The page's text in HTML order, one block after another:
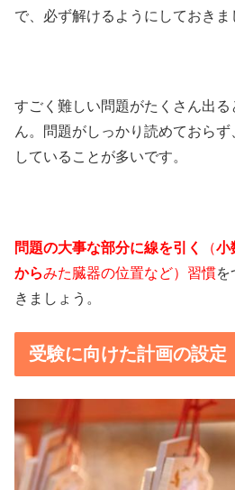
で、必ず解けるようにしておきま
すごく難しい問題がたくさん出
ん。問題がしっかり読めておら
していることが多いです。
問題の大事な部分に線を引く （小
からみた臓器の位置など）習慣を
きましょう。
受験に向けた計画の設定